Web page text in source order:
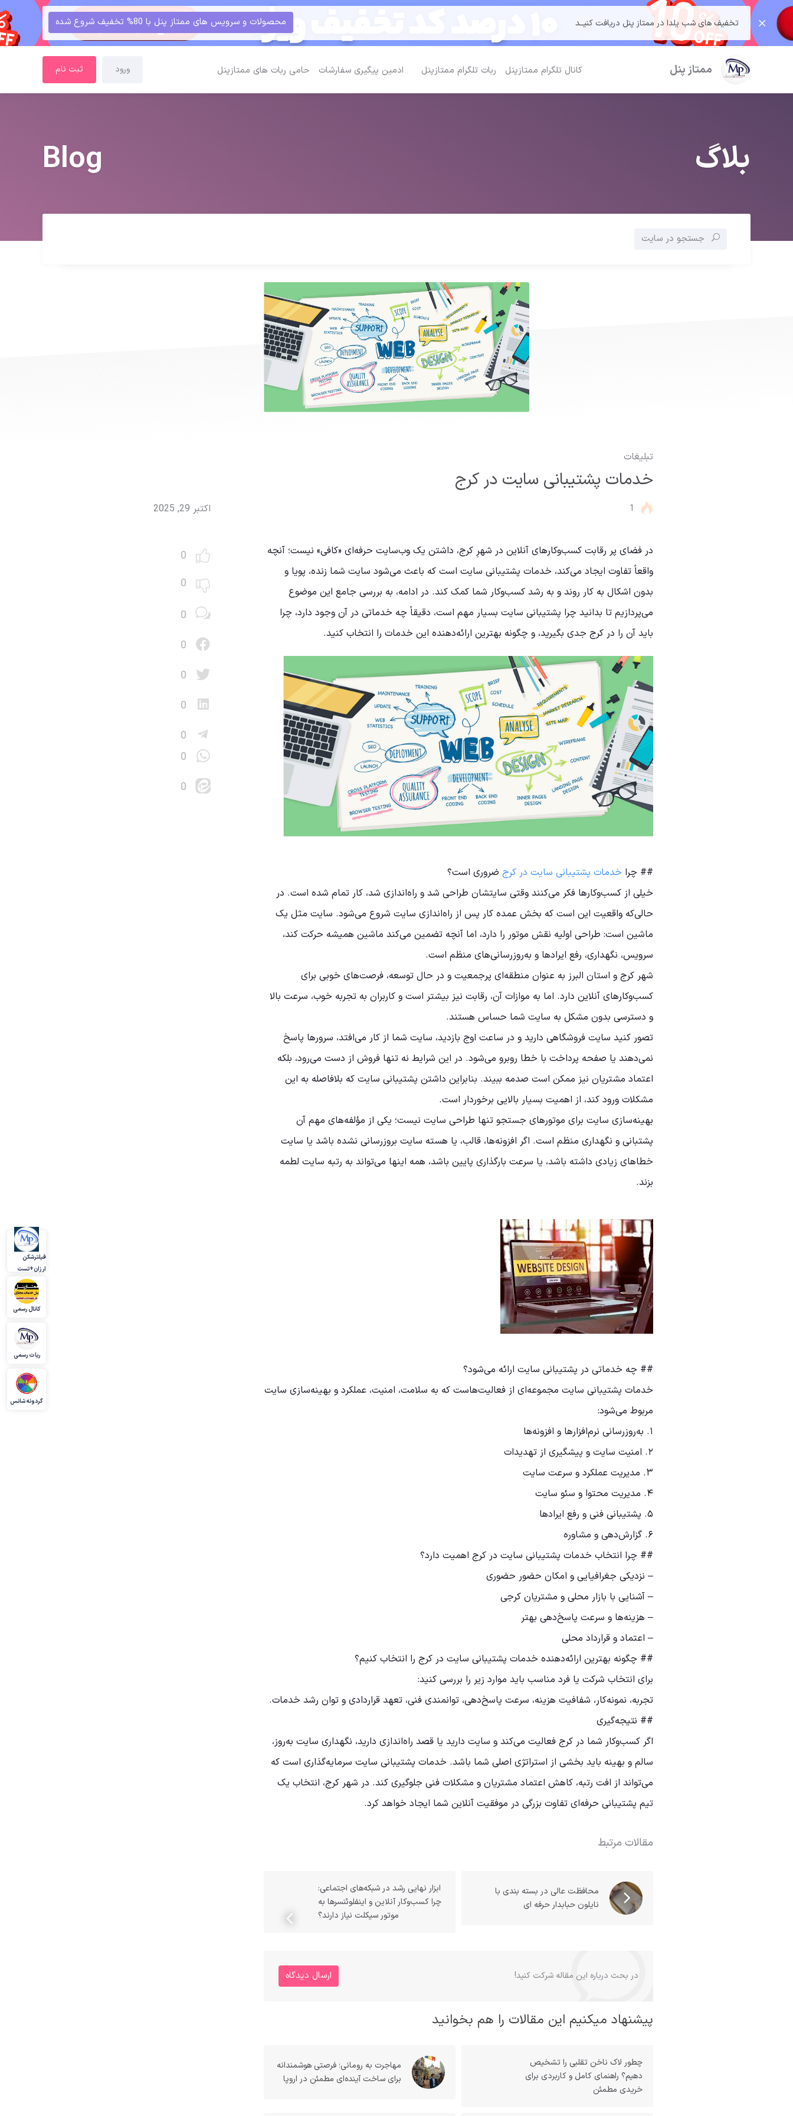
تخفیف های شب یلدا در ممتاز پنل دریافت کنیــد محصولات و سرویس های ممتاز پنل با 80% تخفیف شروع شده
ممتاز پنل کانال تلگرام ممتازپنل ربات تلگرام ممتازپنل ادمین پیگیری سفارشات حامی ربات های ممتازپنل ورود ثبت نام
بلاگ Blog
جستجو در سایت
تبلیغات
خدمات پشتیبانی سایت در کرج
1 اکتبر 29, 2025
0
0
0
0
0
0
0
0
0
در فضای پر رقابت کسب‌و‌کارهای آنلاین در شهرِ کرج، داشتن یک وب‌سایت حرفه‌ای «کافی» نیست؛ آنچه
واقعاً تفاوت ایجاد می‌کند، خدمات پشتیبانی سایت است که باعث می‌شود سایت شما زنده، پویا و
بدون اشکال به کار روند و به رشد کسب‌وکار شما کمک کند. در ادامه، به بررسی جامع این موضوع
می‌پردازیم تا بدانید چرا پشتیبانی سایت بسیار مهم است، دقیقاً چه خدماتی در آن وجود دارد، چرا
باید آن را در کرج جدی بگیرید، و چگونه بهترین ارائه‌دهنده این خدمات را انتخاب کنید.
## چرا خدمات پشتیبانی سایت در کرج ضروری است؟
خیلی از کسب‌وکارها فکر می‌کنند وقتی سایتشان طراحی شد و راه‌اندازی شد، کار تمام شده است. در
حالی‌که واقعیت این است که بخش عمده کار پس از راه‌اندازی سایت شروع می‌شود. سایت مثل یک
ماشین است: طراحی اولیه نقش موتور را دارد، اما آنچه تضمین می‌کند ماشین همیشه حرکت کند،
سرویس، نگهداری، رفع ایرادها و به‌روزرسانی‌های منظم است.
شهر کرج و استان البرز به عنوان منطقه‌ای پرجمعیت و در حال توسعه، فرصت‌های خوبی برای
کسب‌وکارهای آنلاین دارد. اما به موازات آن، رقابت نیز بیشتر است و کاربران به تجربه خوب، سرعت بالا
و دسترسی بدون مشکل به سایت شما حساس هستند.
تصور کنید سایت فروشگاهی دارید و در ساعت اوج بازدید، سایت شما از کار می‌افتد، سرورها پاسخ
نمی‌دهند یا صفحه پرداخت با خطا روبرو می‌شود. در این شرایط نه تنها فروش از دست می‌رود، بلکه
اعتماد مشتریان نیز ممکن است صدمه ببیند. بنابراین داشتن پشتیبانی سایت که بلافاصله به این
مشکلات ورود کند، از اهمیت بسیار بالایی برخوردار است.
بهینه‌سازی سایت برای موتورهای جستجو تنها طراحی سایت نیست؛ یکی از مؤلفه‌های مهم آن
پشتبانی و نگهداری منظم است. اگر افزونه‌ها، قالب، یا هسته سایت بروزرسانی نشده باشد یا سایت
خطاهای زیادی داشته باشد، یا سرعت بارگذاری پایین باشد، همه اینها می‌تواند به رتبه سایت لطمه
بزند.
## چه خدماتی در پشتیبانی سایت ارائه می‌شود؟
خدمات پشتیبانی سایت مجموعه‌ای از فعالیت‌هاست که به سلامت، امنیت، عملکرد و بهینه‌سازی سایت
مربوط می‌شود:
۱. به‌روزرسانی نرم‌افزارها و افزونه‌ها
۲. امنیت سایت و پیشگیری از تهدیدات
۳. مدیریت عملکرد و سرعت سایت
۴. مدیریت محتوا و سئو سایت
۵. پشتیبانی فنی و رفع ایرادها
۶. گزارش‌دهی و مشاوره
## چرا انتخاب خدمات پشتیبانی سایت در کرج اهمیت دارد؟
– نزدیکی جغرافیایی و امکان حضور حضوری
– آشنایی با بازار محلی و مشتریان کرجی
– هزینه‌ها و سرعت پاسخ‌دهی بهتر
– اعتماد و قرارداد محلی
## چگونه بهترین ارائه‌دهنده خدمات پشتیبانی سایت در کرج را انتخاب کنیم؟
برای انتخاب شرکت یا فرد مناسب باید موارد زیر را بررسی کنید:
تجربه، نمونه‌کار، شفافیت هزینه، سرعت پاسخ‌دهی، توانمندی فنی، تعهد قراردادی و توان رشد خدمات.
## نتیجه‌گیری
اگر کسب‌وکار شما در کرج فعالیت می‌کند و سایت دارید یا قصد راه‌اندازی دارید، نگهداری سایت به‌روز،
سالم و بهینه باید بخشی از استراتژی اصلی شما باشد. خدمات پشتیبانی سایت سرمایه‌گذاری است که
می‌تواند از افت رتبه، کاهش اعتماد مشتریان و مشکلات فنی جلوگیری کند. در شهر کرج، انتخاب یک
تیم پشتیبانی حرفه‌ای تفاوت بزرگی در موفقیت آنلاین شما ایجاد خواهد کرد.
مقالات مرتبط
محافظت عالی در بسته بندی با
نایلون حبابدار حرفه ای
ابزار نهایی رشد در شبکه‌های اجتماعی:
چرا کسب‌وکار آنلاین و اینفلوئنسرها به
موتور سیکلت نیاز دارند؟
در بحث درباره این مقاله شرکت کنید! ارسال دیدگاه
پیشنهاد میکنیم این مقالات را هم بخوانید
چطور لاک ناخن تقلبی را تشخیص
دهیم؟ راهنمای کامل و کاربردی برای
خریدی مطمئن
مهاجرت به رومانی؛ فرصتی هوشمندانه
برای ساخت آینده‌ای مطمئن در اروپا
فیلترشکن
ارزان+تست
کانال رسمی
ربات رسمی
گردونه شانس